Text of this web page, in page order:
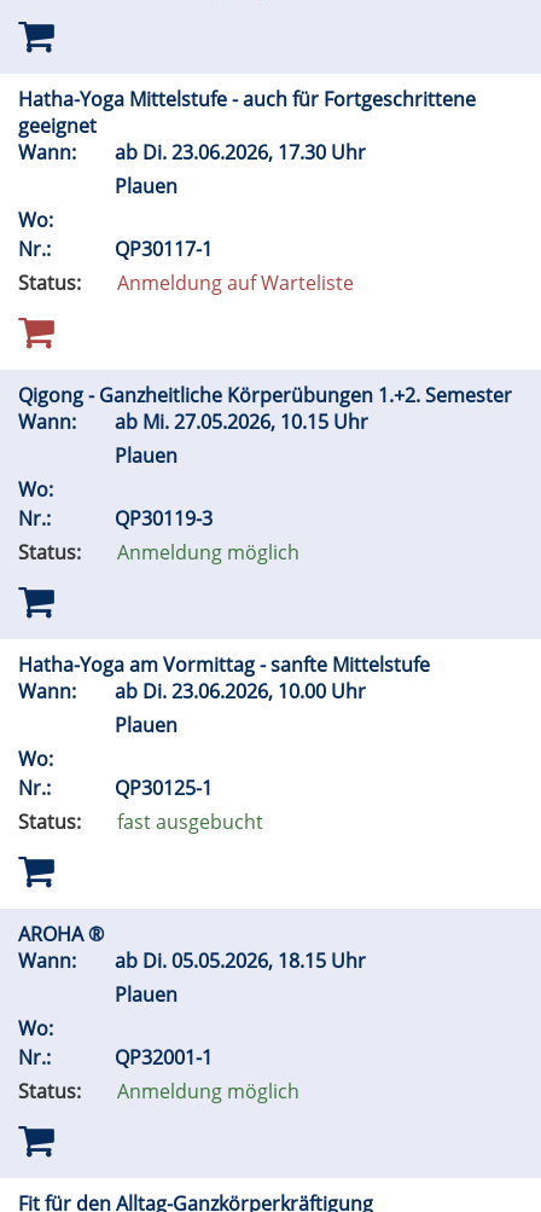
Hatha-Yoga Mittelstufe - auch für Fortgeschrittene
geeignet
Wann:
ab Di.23.06.2026, 17.30 Uhr
Plauen
Wo:
Nr.:
QP30117-1
Status:
Anmeldung auf Warteliste
Qigong - Ganzheitliche Körperübungen 1.+2. Semester
Wann:
ab Mi.27.05.2026, 10.15 Uhr
Plauen
Wo:
Nr.:
QP30119-3
Status:
Anmeldung möglich
Hatha-Yoga am Vormittag - sanfte Mittelstufe
Wann:
ab Di.23.06.2026, 10.00 Uhr
Plauen
Wo:
Nr.:
QP30125-1
Status:
fast ausgebucht
AROHA ®
Wann:
ab Di.05.05.2026, 18.15 Uhr
Plauen
Wo:
Nr.:
QP32001-1
Status:
Anmeldung möglich
Fit für den Alltag-Ganzkörperkräftigung